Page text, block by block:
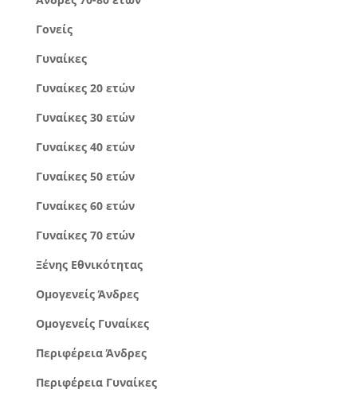
Γονείς
Γυναίκες
Γυναίκες 20 ετών
Γυναίκες 30 ετών
Γυναίκες 40 ετών
Γυναίκες 50 ετών
Γυναίκες 60 ετών
Γυναίκες 70 ετών
Ξένης Εθνικότητας
Ομογενείς Άνδρες
Ομογενείς Γυναίκες
Περιφέρεια Άνδρες
Περιφέρεια Γυναίκες